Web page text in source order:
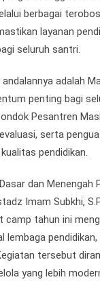
berbagai
layanan
seluruh santri.
adalah
penting bagi
Pesantren
serta
pendidikan.
dan Menengah
Imam Subkhi,
camp tahun ini
lembaga
tersebut
yang lebih